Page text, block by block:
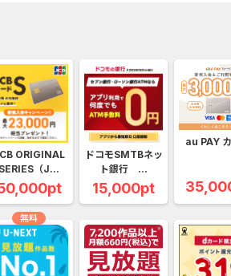
ORIGINAL
SERIES（J...
無料
ドコモSMTBネッ
ト銀行 ...
15,000pt
au PAY